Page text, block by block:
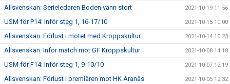
Allsvenskan: Serieledaren Boden vann stort 2021-10-19 11:56
USM för P14: Inför steg 1, 16-17/10 2021-10-15 10:00
Allsvenskan: Förlust i mötet med Kroppskultur 2021-10-14 10:23
Allsvenskan: Inför match mot GF Kroppskultur 2021-10-08 14:18
USM för F14: Inför steg 1, 9-10/10 2021-10-07 12:19
Allsvenskan: Förlust i premiären mot HK Aranäs 2021-10-05 12:32